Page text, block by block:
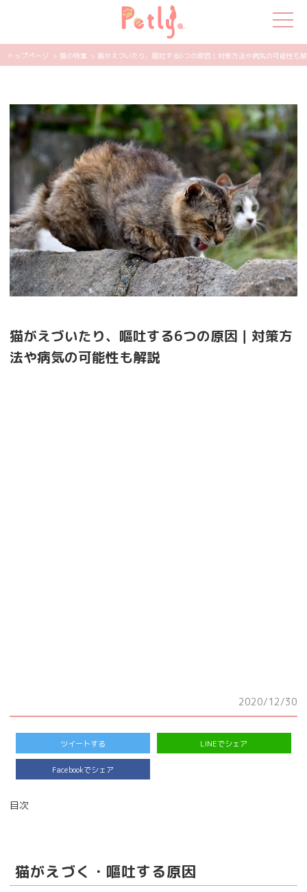
猫の特集
ペット用品
飼い主さんの悩み
ペットの気持ち
知って得する
エンタメ
トップページ > 猫の特集 > 猫がえづいたり、嘔吐する6つの原因｜対策方法や病気の可能性も
猫がえづいたり、嘔吐する6つの原因｜対策方
法や病気の可能性も解説
2020/12/30
ツイートする LINEでシェア
Facebookでシェア
目次
猫がえづく・嘔吐する原因